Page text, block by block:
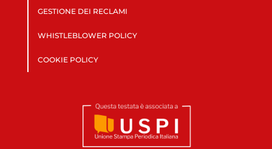
GESTIONE DEI RECLAMI
WHISTLEBLOWER POLICY
COOKIE POLICY